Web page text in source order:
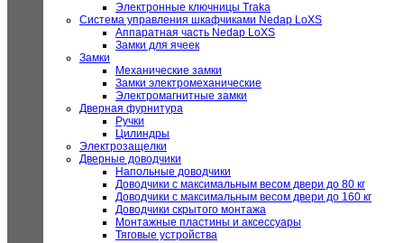
Электронные ключницы Traka
Система управления шкафчиками Nedap LoXS
Аппаратная часть Nedap LoXS
Замки для ячеек
Замки
Механические замки
Замки электромеханические
Электромагнитные замки
Дверная фурнитура
Ручки
Цилиндры
Электрозащелки
Дверные доводчики
Напольные доводчики
Доводчики с максимальным весом двери до 80 кг
Доводчики с максимальным весом двери до 160 кг
Доводчики скрытого монтажа
Монтажные пластины и аксессуары
Тяговые устройства